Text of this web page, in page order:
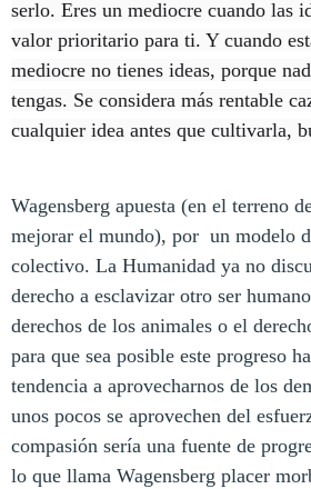
serlo. Eres un mediocre cuando las
valor prioritario para ti. Y cuando
mediocre no tienes ideas, porque
tengas. Se considera más rentable
cualquier idea antes que cultivarla,
Wagensberg apuesta (en el terreno
mejorar el mundo), por un modelo
colectivo. La Humanidad ya no
derecho a esclavizar otro ser
derechos de los animales o el
para que sea posible este progreso
tendencia a aprovecharnos de los
unos pocos se aprovechen del
compasión sería una fuente de
lo que llama Wagensberg placer